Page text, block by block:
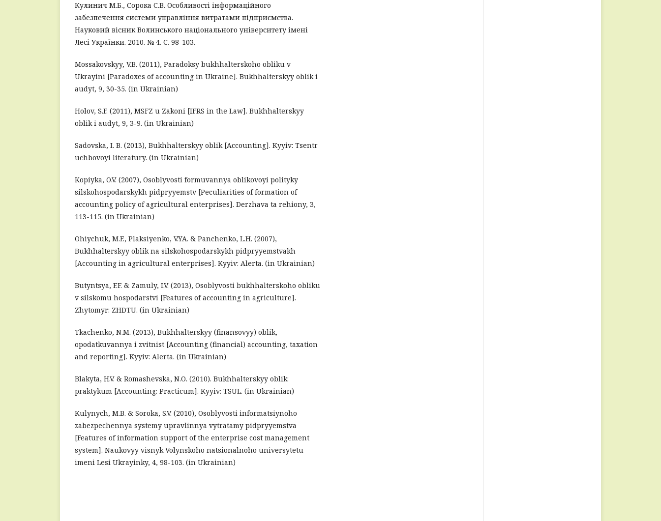
Кулинич М.Б., Сорока С.В. Особливості інформаційного
забезпечення системи управління витратами підприємства.
Науковий вісник Волинського національного університету імені
Лесі Українки. 2010. № 4. С. 98-103.
Mossakovskyy, V.B. (2011), Paradoksy bukhhalterskoho obliku v
Ukrayini [Paradoxes of accounting in Ukraine]. Bukhhalterskyy oblik i
audyt, 9, 30-35. (in Ukrainian)
Holov, S.F. (2011), MSFZ u Zakoni [IFRS in the Law]. Bukhhalterskyy
oblik i audyt, 9, 3-9. (in Ukrainian)
Sadovska, I. B. (2013), Bukhhalterskyy oblik [Accounting]. Kyyiv: Tsentr
uchbovoyi literatury. (in Ukrainian)
Kopiyka, O.V. (2007), Osoblyvosti formuvannya oblikovoyi polityky
silskohospodarskykh pidpryyemstv [Peculiarities of formation of
accounting policy of agricultural enterprises]. Derzhava ta rehiony, 3,
113-115. (in Ukrainian)
Ohiychuk, M.F., Plaksiyenko, V.YA. & Panchenko, L.H. (2007),
Bukhhalterskyy oblik na silskohospodarskykh pidpryyemstvakh
[Accounting in agricultural enterprises]. Kyyiv: Alerta. (in Ukrainian)
Butyntsya, F.F. & Zamuly, I.V. (2013), Osoblyvosti bukhhalterskoho obliku
v silskomu hospodarstvi [Features of accounting in agriculture].
Zhytomyr: ZHDTU. (in Ukrainian)
Tkachenko, N.M. (2013), Bukhhalterskyy (finansovyy) oblik,
opodatkuvannya i zvitnist [Accounting (financial) accounting, taxation
and reporting]. Kyyiv: Alerta. (in Ukrainian)
Blakyta, H.V. & Romashevska, N.O. (2010). Bukhhalterskyy oblik:
praktykum [Accounting: Practicum]. Kyyiv: TSUL. (in Ukrainian)
Kulynych, M.B. & Soroka, S.V. (2010), Osoblyvosti informatsiynoho
zabezpechennya systemy upravlinnya vytratamy pidpryyemstva
[Features of information support of the enterprise cost management
system]. Naukovyy visnyk Volynskoho natsionalnoho universytetu
imeni Lesi Ukrayinky, 4, 98-103. (in Ukrainian)